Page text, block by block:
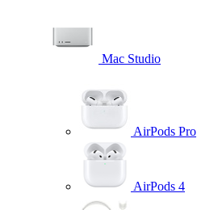
Mac Studio
AirPods Pro
AirPods 4